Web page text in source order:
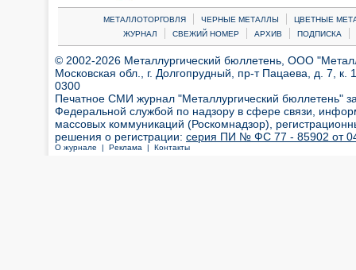
МЕТАЛЛОТОРГОВЛЯ | ЧЕРНЫЕ МЕТАЛЛЫ |
ЦВЕТНЫЕ
ЖУРНАЛ
| СВЕЖИЙ НОМЕР | АРХИВ | ПОДПИСКА |
© 2002-2026 Металлургический бюллетень, ООО
Московская обл., г. Долгопрудный, пр-т Пацаева, д. 7,
0300
Печатное СМИ журнал "Металлургический бюллетень"
Федеральной службой по надзору в сфере связи,
массовых коммуникаций (Роскомнадзор),
решения о регистрации: серия ПИ № ФС 77 - 85902 от 04
О журнале | Реклама | Контакты